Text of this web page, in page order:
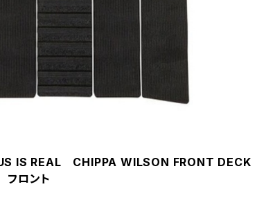
IS REAL CHIPPA WILSON FRONT DECK
ロント